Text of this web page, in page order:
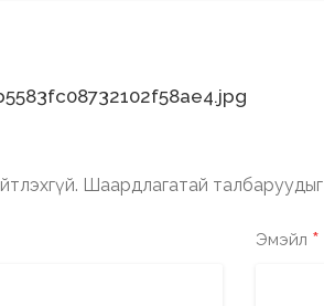
Шаардлагатай талбаруудыг
Эмэйл *